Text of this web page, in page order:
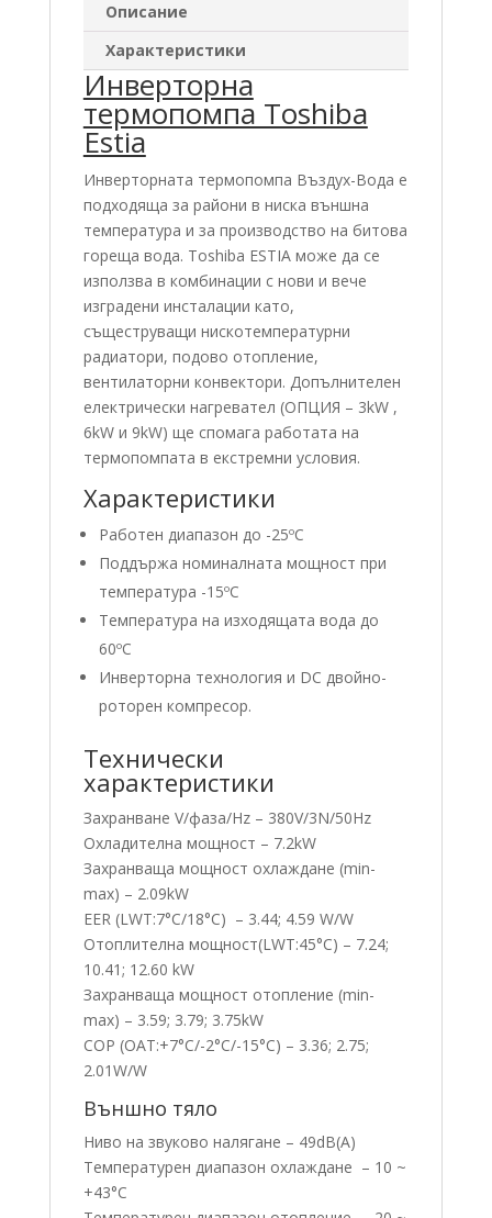
Описание
Характеристики
Инверторна
термопомпа Toshiba
Estia
Инверторната термопомпа Въздух-Вода е
подходяща за райони в ниска външна
температура и за производство на битова
гореща вода. Toshiba ESTIA може да се
използва в комбинации с нови и вече
изградени инсталации като,
същеструващи нискотемпературни
радиатори, подово отопление,
вентилаторни конвектори. Допълнителен
електрически нагревател (ОПЦИЯ – 3kW ,
6kW и 9kW) ще спомага работата на
термопомпата в екстремни условия.
Характеристики
Работен диапазон до -25ºС
Поддържа номиналната мощност при
температура -15ºС
Температура на изходящата вода до
60ºС
​Инверторна технология и DC двойно-
роторен компресор.
Технически
характеристики
Захранване V/фаза/Hz – 380V/3N/50Hz
Охладителна мощност – 7.2kW
Захранваща мощност охлаждане (min-
max) – 2.09kW
EER (LWT:7°C/18°C) – 3.44; 4.59 W/W
Отоплителна мощност(LWT:45°C) – 7.24;
10.41; 12.60 kW
Захранваща мощност отопление (min-
max) – 3.59; 3.79; 3.75kW
COP (OAT:+7°C/-2°C/-15°C) – 3.36; 2.75;
2.01W/W
Външно тяло
Ниво на звуково налягане – 49dB(A)
Температурен диапазон охлаждане – 10 ~
+43°C